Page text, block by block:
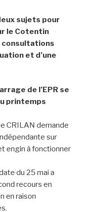
sujets pour
le Cotentin
consultations
et d’une
de l’EPR se
printemps
CRILAN demande
sur
engin à fonctionner
du 25 mai a
recours en
en raison